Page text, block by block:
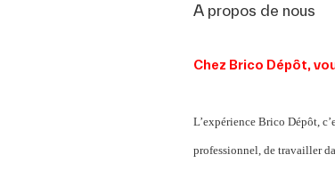
A propos de nous
Chez Brico Dépôt,
L’expérience Brico Dépôt,
professionnel, de travailler